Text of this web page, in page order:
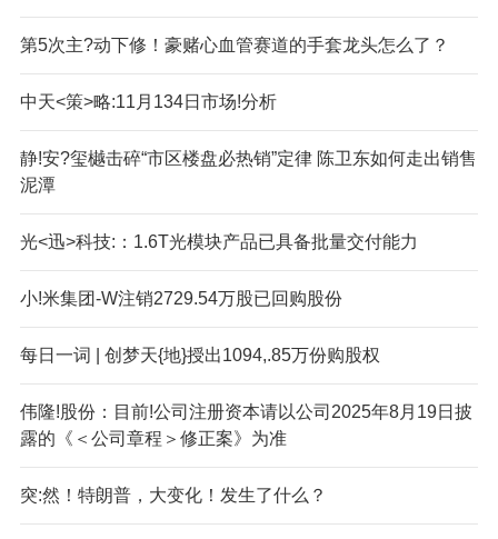
第5次主?动下修！豪赌心血管赛道的手套龙头怎么了？
中天<策>略:11月134日市场!分析
静!安?玺樾击碎“市区楼盘必热销”定律 陈卫东如何走出销售
泥潭
光<迅>科技:：1.6T光模块产品已具备批量交付能力
小!米集团-W注销2729.54万股已回购股份
每日一词 | 创梦天{地}授出1094,.85万份购股权
伟隆!股份：目前!公司注册资本请以公司2025年8月19日披
露的《＜公司章程＞修正案》为准
突:然！特朗普，大变化！发生了什么？